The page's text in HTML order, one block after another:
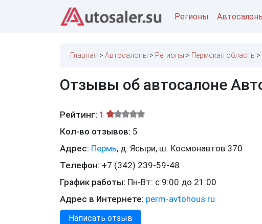
Регионы
Главная Автосалоны Регионы Пермская область
Отзывы об автосалоне
Рейтинг: 1
Кол-во отзывов: 5
Адрес: Пермь, д. Ясыри, ш. Космонавтов 370
Телефон: +7 (342) 239-59-48
График работы: Пн-Вт: с 9:00 до 21:00
Адрес в Интернете: perm-avtohous.ru
Написать отзыв